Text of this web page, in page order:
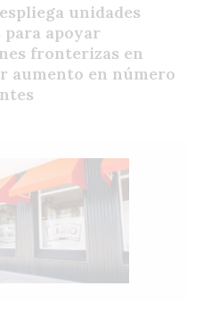
unidades
apoyar
fronterizas en
aumento en número